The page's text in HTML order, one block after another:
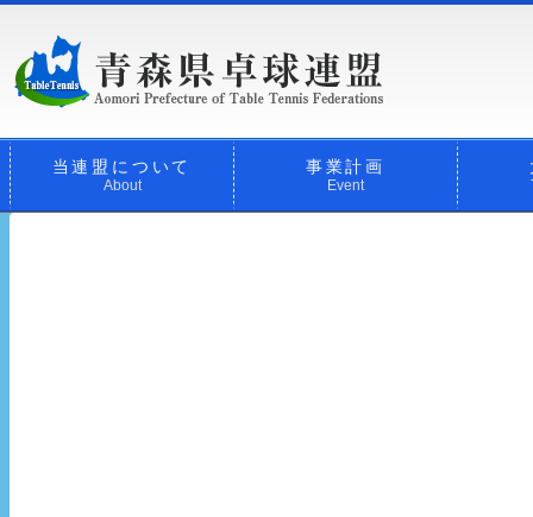
当連盟について
About
事業計画
Event